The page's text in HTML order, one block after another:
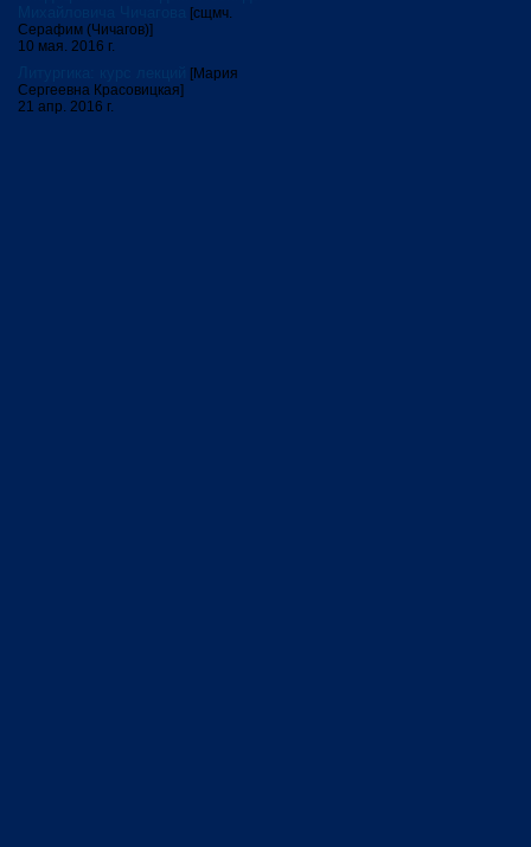
[сщмч.
Серафим (Чичагов)]
10 мая. 2016 г.
[Мария
Сергеевна Красовицкая]
21 апр. 2016 г.